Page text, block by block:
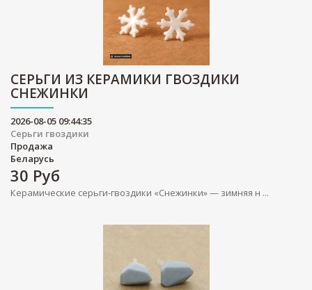
СЕРЬГИ ИЗ КЕРАМИКИ ГВОЗДИКИ
СНЕЖИНКИ
2026-08-05 09:44:35
Серьги гвоздики
Продажа
Беларусь
30 Руб
Керамические серьги-гвоздики «Снежинки» — зимняя н ...